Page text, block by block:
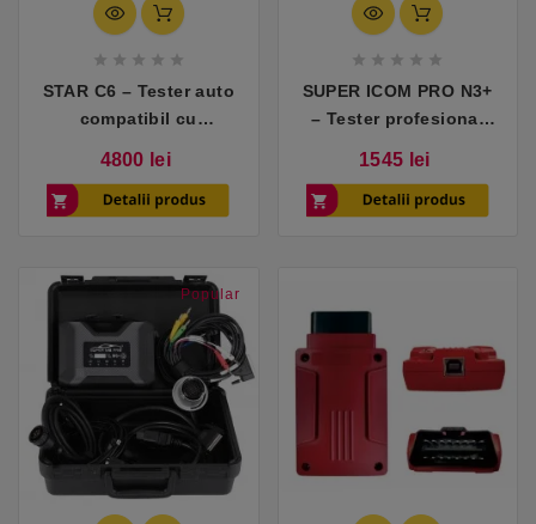
    
STAR C6 – Tester auto
compatibil cu
4800 lei
    
SUPER ICOM PRO N3+
– Tester profesional
1545 lei
Popular